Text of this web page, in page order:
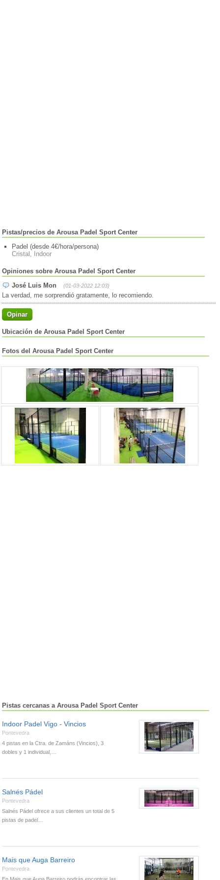
Pistas/precios de Arousa Padel Sport Center
Padel (desde 4€/hora/persona)
Cristal, Indoor
Opiniones sobre Arousa Padel Sport Center
José Luis Mon
(01-03-2022 12:03)
La verdad, me sorprendió gratamente, lo recomiendo.
Opinar
Ubicación de Arousa Padel Sport Center
Fotos del Arousa Padel Sport Center
Pistas cercanas a Arousa Padel Sport Center
Indoor Padel Vigo - Vincios
Pontevedra
4 pistas en la Ctra. de Zamáns (Vincios), 3
dobles y 1 individual,…
Salnés Pádel
Pontevedra
Salnés Pádel ofrece a sus clientes un total de 5
pistas de padel…
Mais que Auga Barreiro
Pontevedra